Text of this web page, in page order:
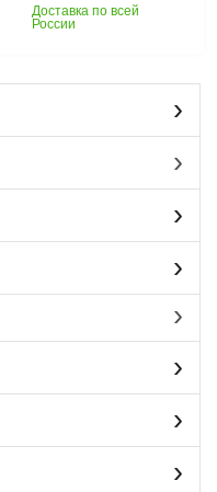
Доставка по всей
России